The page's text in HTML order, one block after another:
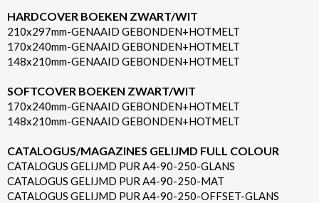
HARDCOVER BOEKEN ZWART/WIT
210x297mm-GENAAID GEBONDEN+HOTMELT
170x240mm-GENAAID GEBONDEN+HOTMELT
148x210mm-GENAAID GEBONDEN+HOTMELT
SOFTCOVER BOEKEN ZWART/WIT
170x240mm-GENAAID GEBONDEN+HOTMELT
148x210mm-GENAAID GEBONDEN+HOTMELT
CATALOGUS/MAGAZINES GELIJMD FULL COLOUR
CATALOGUS GELIJMD PUR A4-90-250-GLANS
CATALOGUS GELIJMD PUR A4-90-250-MAT
CATALOGUS GELIJMD PUR A4-90-250-OFFSET-GLANS